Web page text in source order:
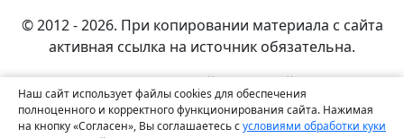
Наш сайт использует файлы cookies для обеспечения
полноценного и корректного функционирования сайта. Нажимая
на кнопку «Согласен», Вы соглашаетесь сусловиями обработки куки
© 2012 - 2026. При копировании материала с сайта
активная ссылка на источник обязательна.
Названия производителей, компаний и товарные
знаки используются на сайте исключительно в
информационных (справочных) целях. Все товарные